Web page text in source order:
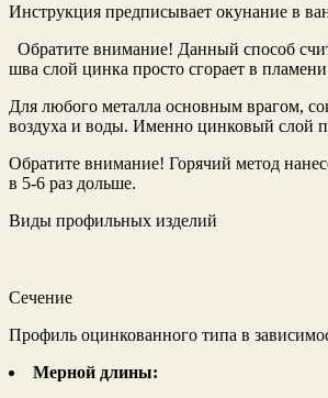
Инструкция предписывает окунание в
Обратите внимание! Данный способ
шва слой цинка просто сгорает в
Для любого металла основным врагом,
воздуха и воды. Именно цинковый слой
Обратите внимание! Горячий метод
в 5-6 раз дольше.
Виды профильных изделий
Сечение
Профиль оцинкованного типа в
Мерной длины: